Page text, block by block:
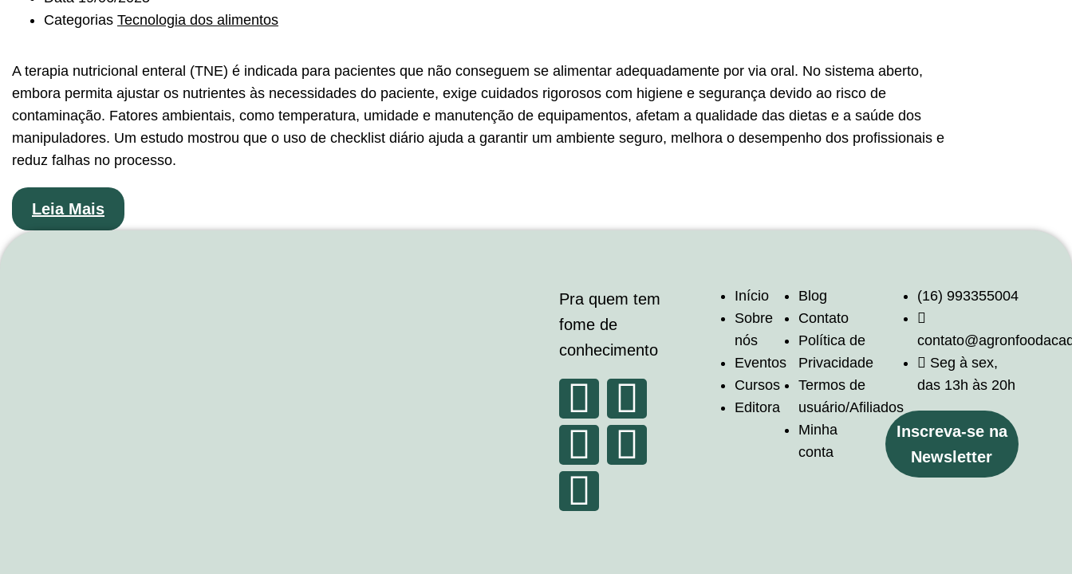
Categorias Tecnologia dos alimentos
A terapia nutricional enteral (TNE) é indicada para pacientes que não conseguem se alimentar adequadamente por via oral. No sistema aberto,
embora permita ajustar os nutrientes às necessidades do paciente, exige cuidados rigorosos com higiene e segurança devido ao risco de
contaminação. Fatores ambientais, como temperatura, umidade e manutenção de equipamentos, afetam a qualidade das dietas e a saúde dos
manipuladores. Um estudo mostrou que o uso de checklist diário ajuda a garantir um ambiente seguro, melhora o desempenho dos profissionais e
reduz falhas no processo.
Leia Mais
Pra quem tem
fome de
conhecimento
Início
Sobre
nós
Eventos
Cursos
Editora
Blog
Contato
Política de
Privacidade
Termos de
usuário/Afiliados
Minha
conta
(16) 993355004
Seg à sex,
das 13h às 20h
Inscreva-se na
Newsletter